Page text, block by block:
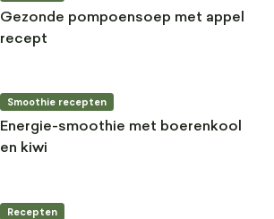
Gezonde pompoensoep met appel
recept
Smoothie recepten
Energie-smoothie met boerenkool
en kiwi
Recepten